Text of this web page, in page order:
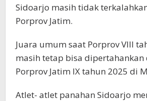
Sidoarjo masih tidak
Porprov Jatim.
Juara umum saat Porprov VIII
masih tetap bisa
Porprov Jatim IX tahun 2025 di
Atlet- atlet panahan Sidoarjo